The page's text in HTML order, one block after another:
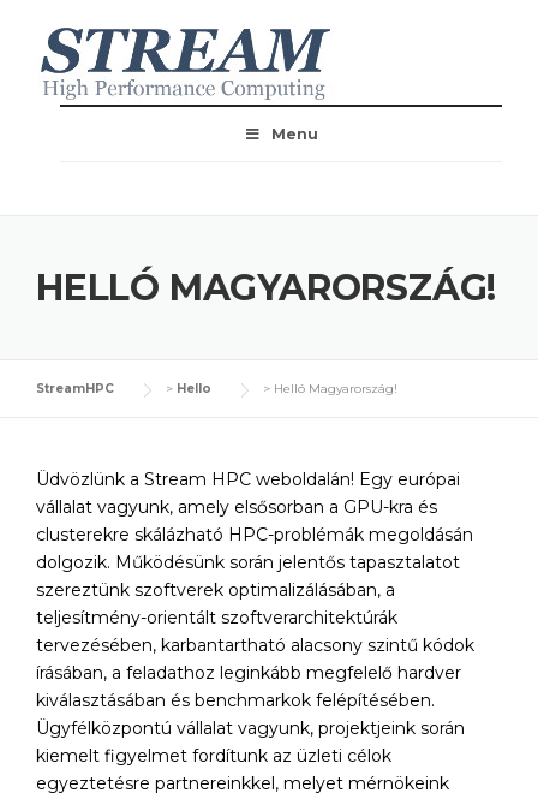
Menu
HELLÓ MAGYARORSZÁG!
StreamHPC > Hello > Helló Magyarország!
Üdvözlünk a Stream HPC weboldalán! Egy európai
vállalat vagyunk, amely elsősorban a GPU-kra és
clusterekre skálázható HPC-problémák megoldásán
dolgozik. Működésünk során jelentős tapasztalatot
szereztünk szoftverek optimalizálásában, a
teljesítmény-orientált szoftverarchitektúrák
tervezésében, karbantartható alacsony szintű kódok
írásában, a feladathoz leginkább megfelelő hardver
kiválasztásában és benchmarkok felépítésében.
Ügyfélközpontú vállalat vagyunk, projektjeink során
kiemelt figyelmet fordítunk az üzleti célok
egyeztetésre partnereinkkel, melyet mérnökeink